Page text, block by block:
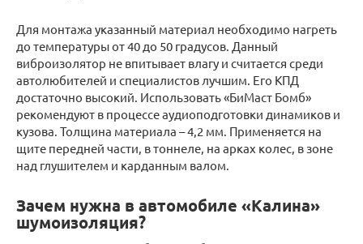
Для монтажа указанный материал необходимо нагреть
до температуры от 40 до 50 градусов. Данный
виброизолятор не впитывает влагу и считается среди
автолюбителей и специалистов лучшим. Его КПД
достаточно высокий. Использовать «БиМаст Бомб»
рекомендуют в процессе аудиоподготовки динамиков и
кузова. Толщина материала – 4,2 мм. Применяется на
щите передней части, в тоннеле, на арках колес, в зоне
над глушителем и карданным валом.
Зачем нужна в автомобиле «Калина»
шумоизоляция?